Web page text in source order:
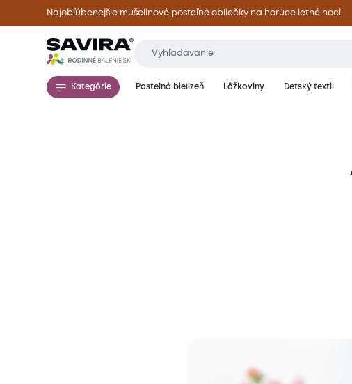
Najobľúbenejšie mušelínové posteľné obliečky na horúce letné noci.
Kategórie Posteľná bielizeň Lôžkoviny Detský textil